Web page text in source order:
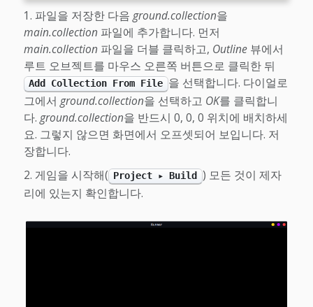
파일을 저장한 다음 ground.collection을
main.collection 파일에 추가합니다. 먼저
main.collection 파일을 더블 클릭하고, Outline뷰에서
루트 오브젝트를 마우스 오른쪽 버튼으로 클릭한 뒤
Add Collection From File 을 선택합니다. 다이얼로
그에서 ground.collection을 선택하고 OK를 클릭합니
다. ground.collection을 반드시 0, 0, 0 위치에 배치하세
요. 그렇지 않으면 화면에서 오프셋되어 보입니다. 저
장합니다.
게임을 시작해( Project ▸ Build
) 모든 것이 제자
리에 있는지 확인합니다.